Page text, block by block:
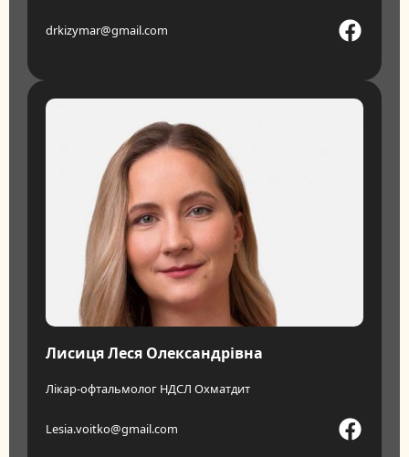
drkizymar@gmail.com
Лисиця Леся Олександрівна
Лікар-офтальмолог НДСЛ Охматдит
Lesia.voitko@gmail.com